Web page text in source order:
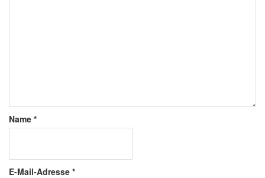
Name *
E-Mail-Adresse *